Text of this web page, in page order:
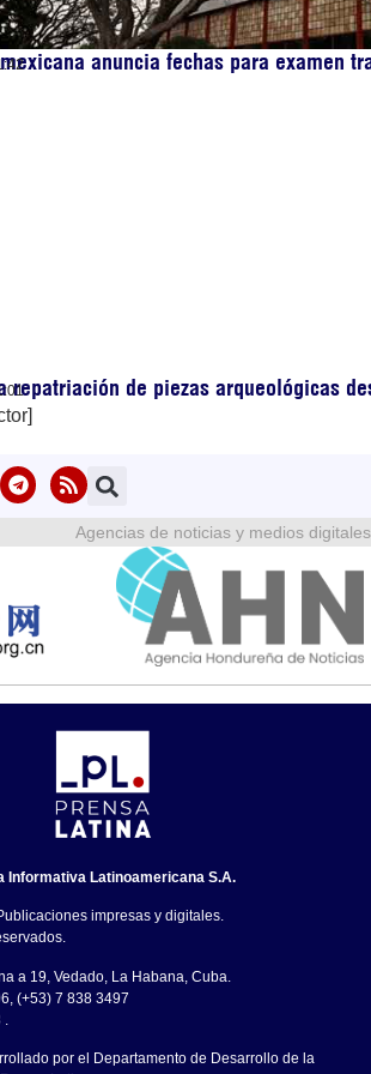
anuncia fechas para examen
repatriación de piezas arqueológicas
Agencias de noticias y medios digitales
Informativa Latinoamericana S.A.
impresas y digitales.
a 19, Vedado, La Habana, Cuba.
(+53) 7 838 3497
.
por el Departamento de Desarrollo de la